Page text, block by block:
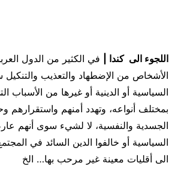
اللجوء الى كندا |
في الكثير من الدول
الأشخاص من الإضطهاد والتعذيب والتنكيل
السياسية أو الدينية أو غيرها من الأسباب
بمختلف أنواعه، وتهدد أمنهم واستقرارهم
الجسدية والنفسية، لا لشيء سوى أنهم
السياسية أو خالفوا الدين السائد في
الى أقليات معينة غير مرحب بها… الخ